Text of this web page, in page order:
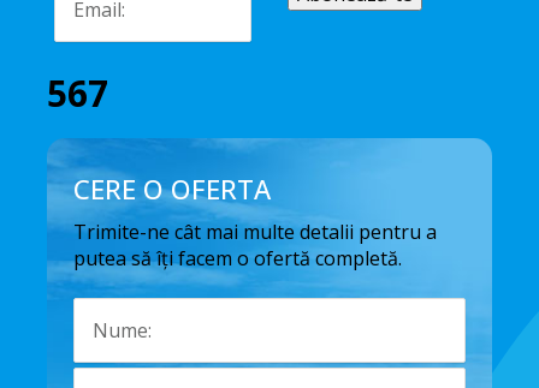
567
CERE O OFERTA
Trimite-ne cât mai multe detalii pentru a
putea să îți facem o ofertă completă.